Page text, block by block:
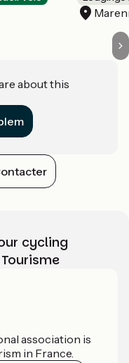
about this
cycling
association is
in France.